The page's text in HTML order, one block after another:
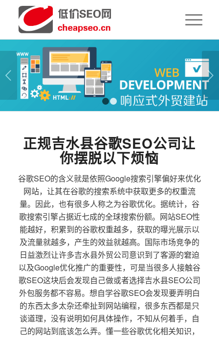
下一页
1 2
正规吉水县谷歌SEO公司让
你摆脱以下烦恼
谷歌SEO的含义就是依照Google搜索引擎偏好来优化
网站，让其在谷歌的搜索系统中获取更多的权重流
量。因此，也有很多人称之为谷歌优化。据统计，谷
歌搜索引擎占据近七成的全球搜索份额。网站SEO性
能越好，积累到的谷歌权重越多，获取的曝光展示以
及流量就越多，产生的效益就越高。国际市场竞争的
日益激烈让许多吉水县外贸公司意识到了客源的窘迫
以及Google优化推广的重要性，可是当很多人接触谷
歌SEO这块后会发现自己做或者选择吉水县SEO公司
外包服务都不容易。想自学谷歌SEO会发现要弄明白
的东西太多太杂还牵扯到网站编程，很多东西都是只
谈道理，没有说明如何具体操作，不知从何着手，自
己的网站到底该怎么弄。懂一些谷歌优化相关知识，